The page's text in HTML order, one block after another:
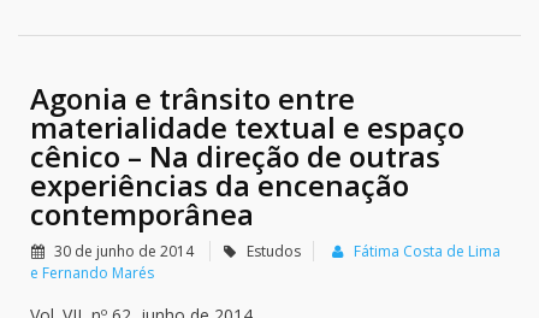
Agonia e trânsito entre
materialidade textual e espaço
cênico – Na direção de outras
experiências da encenação
contemporânea
30 de junho de 2014 Estudos
Fátima Costa de Lima
e Fernando Marés